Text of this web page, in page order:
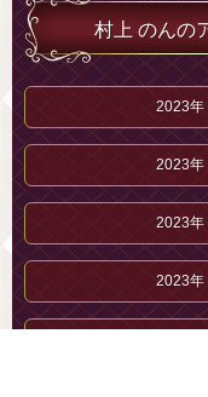
村上 のんの
2023年
2023年
2023年
2023年